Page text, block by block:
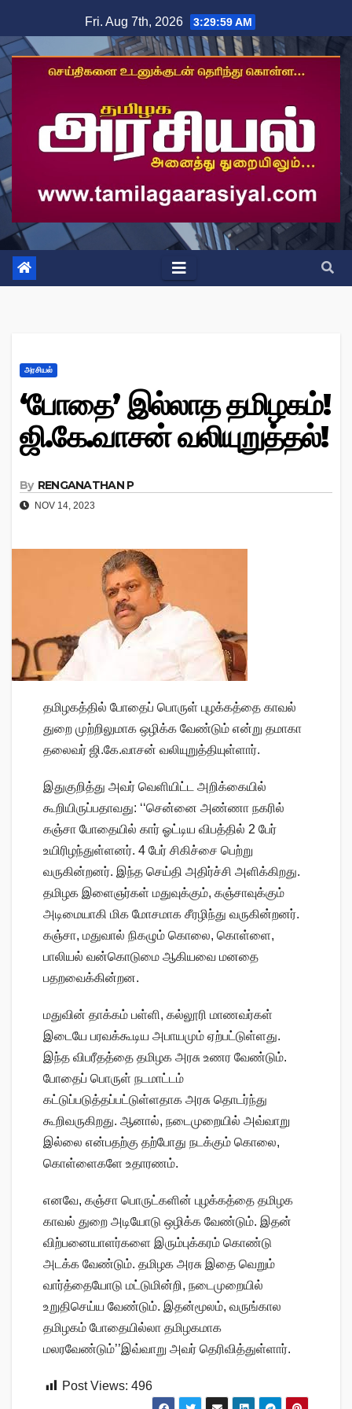
to
content
Fri. Aug 7th, 2026 3:29:59 AM
அரசியல்
‘போதை’ இல்லாத தமிழகம்!
ஜி.கே.வாசன் வலியுறுத்தல்!
By RENGANATHAN P
NOV 14, 2023
தமிழகத்தில் போதைப் பொருள் புழக்கத்தை காவல்
துறை முற்றிலுமாக ஒழிக்க வேண்டும் என்று தமாகா
தலைவர் ஜி.கே.வாசன் வலியுறுத்தியுள்ளார்.
இதுகுறித்து அவர் வெளியிட்ட அறிக்கையில்
கூறியிருப்பதாவது: ‘‘சென்னை அண்ணா நகரில்
கஞ்சா போதையில் கார் ஓட்டிய விபத்தில் 2 பேர்
உயிரிழந்துள்ளனர். 4 பேர் சிகிச்சை பெற்று
வருகின்றனர். இந்த செய்தி அதிர்ச்சி அளிக்கிறது.
தமிழக இளைஞர்கள் மதுவுக்கும், கஞ்சாவுக்கும்
அடிமையாகி மிக மோசமாக சீரழிந்து வருகின்றனர்.
கஞ்சா, மதுவால் நிகழும் கொலை, கொள்ளை,
பாலியல் வன்கொடுமை ஆகியவை மனதை
பதறவைக்கின்றன.
மதுவின் தாக்கம் பள்ளி, கல்லூரி மாணவர்கள்
இடையே பரவக்கூடிய அபாயமும் ஏற்பட்டுள்ளது.
இந்த விபரீதத்தை தமிழக அரசு உணர வேண்டும்.
போதைப் பொருள் நடமாட்டம்
கட்டுப்படுத்தப்பட்டுள்ளதாக அரசு தொடர்ந்து
கூறிவருகிறது. ஆனால், நடைமுறையில் அவ்வாறு
இல்லை என்பதற்கு தற்போது நடக்கும் கொலை,
கொள்ளைகளே உதாரணம்.
எனவே, கஞ்சா பொருட்களின் புழக்கத்தை தமிழக
காவல் துறை அடியோடு ஒழிக்க வேண்டும். இதன்
விற்பனையாளர்களை இரும்புக்கரம் கொண்டு
அடக்க வேண்டும். தமிழக அரசு இதை வெறும்
வார்த்தையோடு மட்டுமின்றி, நடைமுறையில்
உறுதிசெய்ய வேண்டும். இதன்மூலம், வருங்கால
தமிழகம் போதையில்லா தமிழகமாக
மலரவேண்டும்’’இவ்வாறு அவர் தெரிவித்துள்ளார்.
Post Views: 496